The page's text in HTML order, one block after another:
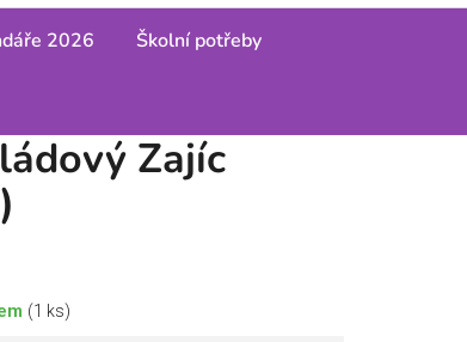
KOŠÍK
2026 Školní potřeby
Zajíc
(1 ks)